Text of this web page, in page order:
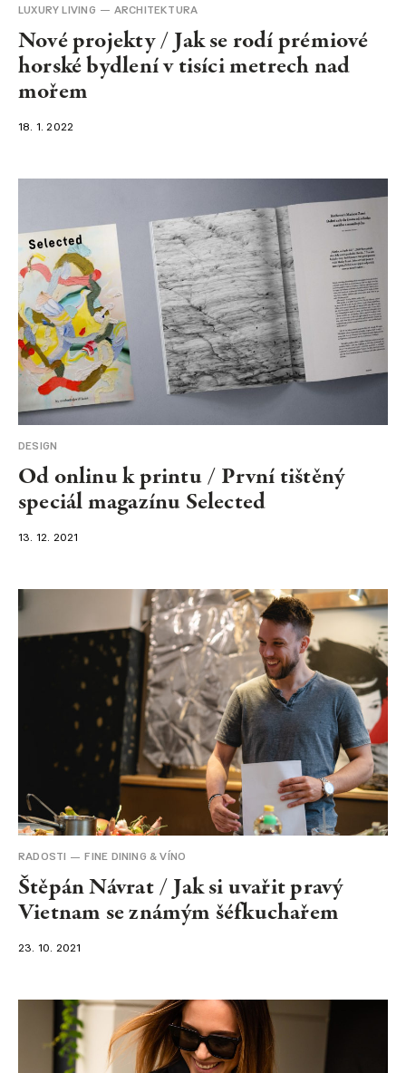
LUXURY LIVING ARCHITEKTURA
Nové projekty / Jak se rodí prémiové
horské bydlení v tisíci metrech nad
mořem
18. 1. 2022
DESIGN
Od onlinu k printu / První tištěný
speciál magazínu Selected
13. 12. 2021
RADOSTI FINE DINING & VÍNO
Štěpán Návrat / Jak si uvařit pravý
Vietnam se známým šéfkuchařem
23. 10. 2021